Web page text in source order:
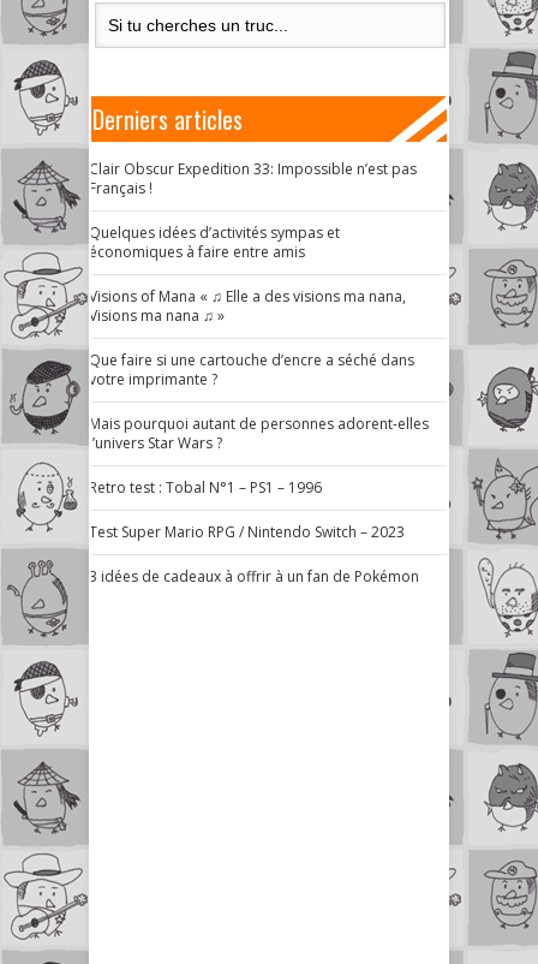
Derniers articles
Clair Obscur Expedition 33: Impossible n’est pas
Français !
Quelques idées d’activités sympas et
économiques à faire entre amis
Visions of Mana « ♫ Elle a des visions ma nana,
Visions ma nana ♫ »
Que faire si une cartouche d’encre a séché dans
votre imprimante ?
Mais pourquoi autant de personnes adorent-elles
l’univers Star Wars ?
Retro test : Tobal N°1 – PS1 – 1996
Test Super Mario RPG / Nintendo Switch – 2023
3 idées de cadeaux à offrir à un fan de Pokémon